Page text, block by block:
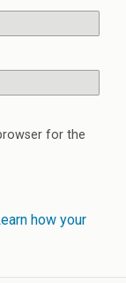
for the
how your